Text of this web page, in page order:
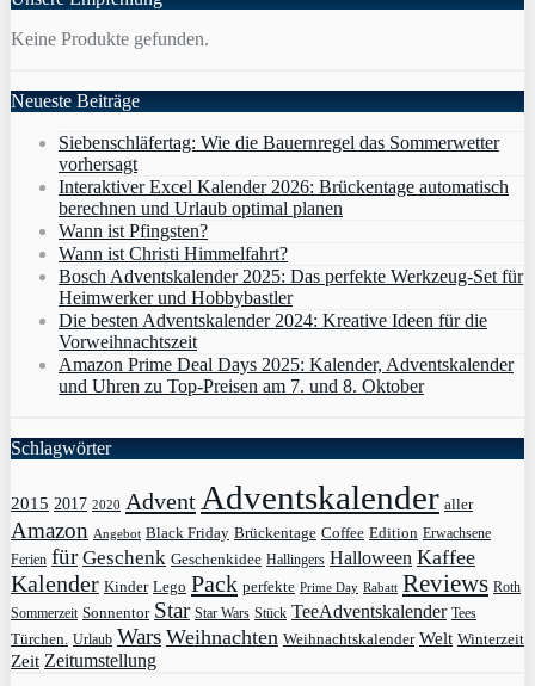
Keine Produkte gefunden.
Neueste Beiträge
Siebenschläfertag: Wie die Bauernregel das Sommerwetter
vorhersagt
Interaktiver Excel Kalender 2026: Brückentage automatisch
berechnen und Urlaub optimal planen
Wann ist Pfingsten?
Wann ist Christi Himmelfahrt?
Bosch Adventskalender 2025: Das perfekte Werkzeug-Set für
Heimwerker und Hobbybastler
Die besten Adventskalender 2024: Kreative Ideen für die
Vorweihnachtszeit
Amazon Prime Deal Days 2025: Kalender, Adventskalender
und Uhren zu Top-Preisen am 7. und 8. Oktober
Schlagwörter
2015 2017 2020 AdventAdventskalender aller
Amazon Angebot Black Friday Brückentage Coffee Edition Erwachsene
Ferien für Geschenk Geschenkidee Hallingers Halloween Kaffee
Kalender Kinder Lego Pack perfekte Prime Day Rabatt Reviews Roth
Sommerzeit Sonnentor Star Star Wars Stück TeeAdventskalender Tees
Türchen. Urlaub Wars Weihnachten Weihnachtskalender Welt Winterzeit
Zeit Zeitumstellung